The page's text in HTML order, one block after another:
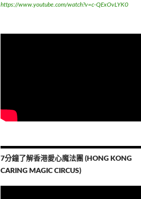
https://www.youtube.com/watch?v=c-QExOvLYK0
7分鐘了解香港愛心魔法團 (HONG KONG
CARING MAGIC CIRCUS)